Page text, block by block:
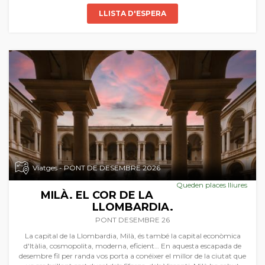
LLISTA D'ESPERA
Viatges - PONT DE DESEMBRE 2026
Queden places lliures
MILÀ. EL COR DE LA
LLOMBARDIA.
PONT DESEMBRE 26
La capital de la Llombardia, Milà, és també la capital econòmica
d'Itàlia, cosmopolita, moderna, eficient… En aquesta escapada de
desembre fil per randa vos porta a conéixer el millor de la ciutat que